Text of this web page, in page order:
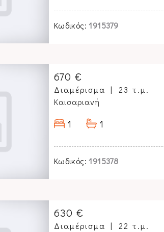
Κωδικός: 1915379
670 €
Διαμέρισμα
23 τ.μ.
Καισαριανή
1 1
Κωδικός: 1915378
630 €
Διαμέρισμα
22 τ.μ.